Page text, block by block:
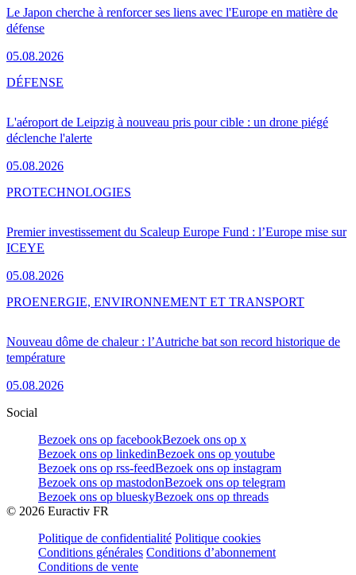
Le Japon cherche à renforcer ses liens avec l'Europe en matière de
défense
05.08.2026
L'aéroport de Leipzig à nouveau pris pour cible : un drone piégé
déclenche l'alerte
05.08.2026
DÉFENSE
Premier investissement du Scaleup Europe Fund : l’Europe mise sur
ICEYE
05.08.2026
PROTECHNOLOGIES
Nouveau dôme de chaleur : l’Autriche bat son record historique de
température
05.08.2026
PROENERGIE, ENVIRONNEMENT ET TRANSPORT
Social
Bezoek ons op facebookBezoek ons op x
Bezoek ons op linkedinBezoek ons op youtube
Bezoek ons op rss-feedBezoek ons op instagram
Bezoek ons op mastodonBezoek ons op telegram
Bezoek ons op blueskyBezoek ons op threads
© 2026 Euractiv FR
Politique de confidentialité Politique cookies
Conditions générales Conditions d’abonnement
Conditions de vente